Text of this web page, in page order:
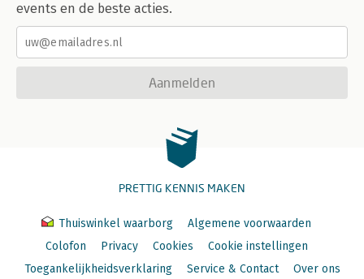
events en de beste acties.
Aanmelden
PRETTIG KENNIS MAKEN
Thuiswinkel waarborg
Algemene voorwaarden
Colofon
Privacy Cookies
Cookie instellingen
Toegankelijkheidsverklaring
Service & Contact Over ons